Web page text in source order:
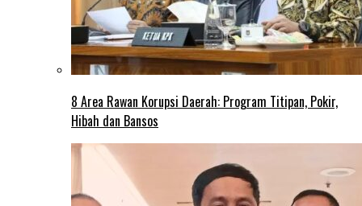
8 Area Rawan Korupsi Daerah: Program Titipan, Pokir,
Hibah dan Bansos